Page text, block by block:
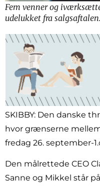
Fem venner og
udelukket fra salgsaftalen.
SKIBBY: Den danske
hvor grænserne
fredag 26. september-
Den målrettede CEO
Sanne og Mikkel står